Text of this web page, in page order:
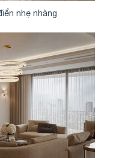
nhẹ nhàng